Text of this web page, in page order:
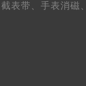
截表带、 手表消磁、